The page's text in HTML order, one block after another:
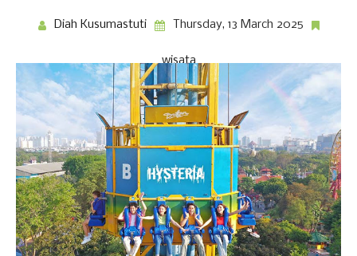
Diah Kusumastuti Thursday, 13 March 2025
wisata